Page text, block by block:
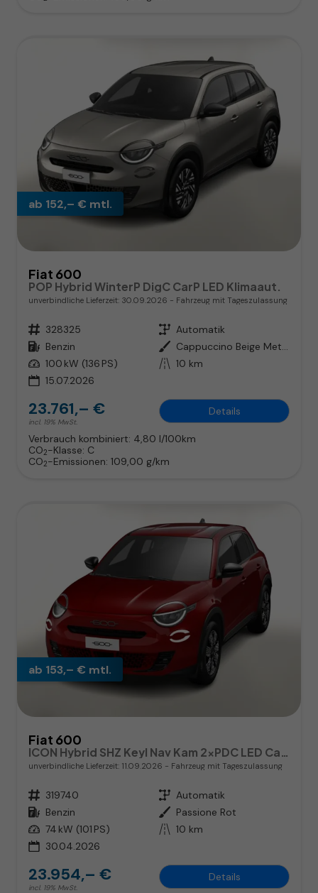
ab 152,– € mtl.
Fiat 600
POP Hybrid WinterP DigC CarP LED Klimaaut.
unverbindliche Lieferzeit: 30.09.2026 Fahrzeug mit Tageszulassung
Fahrzeugnr. 328325 Getriebe Automatik
Kraftstoff Benzin Außenfarbe
Cappuccino Beige Metallic
Leistung 100 kW (136 PS) Kilometerstand 10 km
15.07.2026
23.761,– €
incl. 19% MwSt.
Details
Verbrauch kombiniert: 4,80 l/100km
CO2-Klasse: C
CO2-Emissionen: 109,00 g/km
ab 153,– € mtl.
Fiat 600
unverbindliche Lieferzeit: 11.09.2026 Fahrzeug mit Tageszulassung
Fahrzeugnr. 319740 Getriebe Automatik
Kraftstoff Benzin Außenfarbe Passione Rot
Leistung 74 kW (101 PS) Kilometerstand 10 km
30.04.2026
23.954,– €
incl. 19% MwSt.
Details